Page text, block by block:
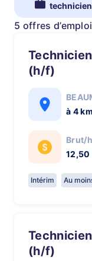
5 offres
Technicien de Maintenance CVC
(h/f)
à 4 km
Brut/
12,50
Intérim Au
Technicien de Maintenance CVC
(h/f)